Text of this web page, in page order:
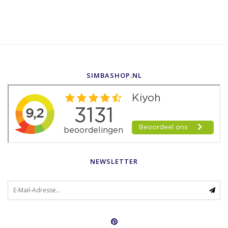
SIMBASHOP.NL
NEWSLETTER